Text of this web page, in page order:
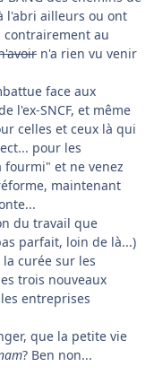
l'abri ailleurs ou ont
contrairement au
n'a rien vu venir
face aux
l'ex-SNCF, et même
celles et ceux là qui
pour les
fourmi" et ne venez
maintenant
du travail que
parfait, loin de là...)
curée sur les
trois nouveaux
entreprises
que la petite vie
? Ben non...